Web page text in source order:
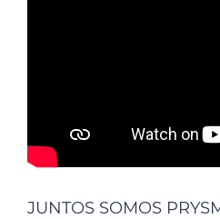
JUNTOS SOMOS